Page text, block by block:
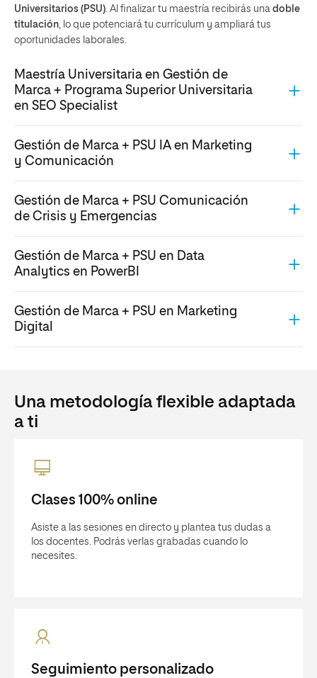
Universitarios (PSU). Al finalizar tu maestría recibirás una doble
titulación, lo que potenciará tu currículum y ampliará tus
oportunidades laborales.
Maestría Universitaria en Gestión de
Marca + Programa Superior Universitaria
en SEO Specialist
Gestión de Marca + PSU IA en Marketing
y Comunicación
Gestión de Marca + PSU Comunicación
de Crisis y Emergencias
Gestión de Marca + PSU en Data
Analytics en PowerBI
Gestión de Marca + PSU en Marketing
Digital
Una metodología flexible adaptada
a ti
Clases 100% online
Asiste a las sesiones en directo y plantea tus dudas a
los docentes. Podrás verlas grabadas cuando lo
necesites.
Seguimiento personalizado